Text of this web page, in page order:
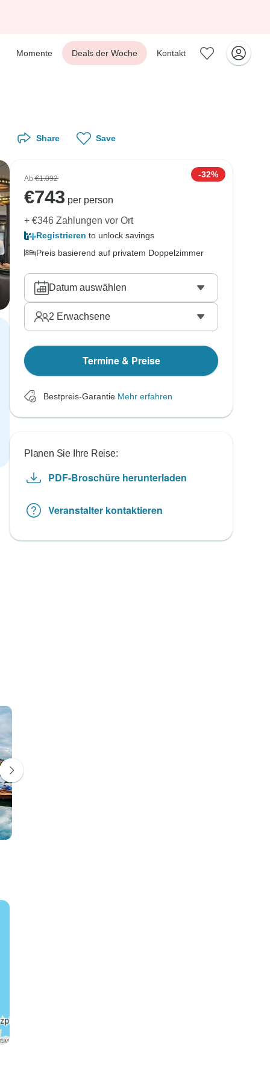
Momente Deals der Woche Kontakt
Share Save
Ab€1.092 -32%
€743 per person
+ €346 Zahlungen vor Ort
Registrieren to unlock savings
Preis basierend auf privatem Doppelzimmer
Datum auswählen
2 Erwachsene
Termine & Preise
Bestpreis-Garantie Mehr erfahren
Planen Sie Ihre Reise:
PDF-Broschüre herunterladen
Veranstalter kontaktieren